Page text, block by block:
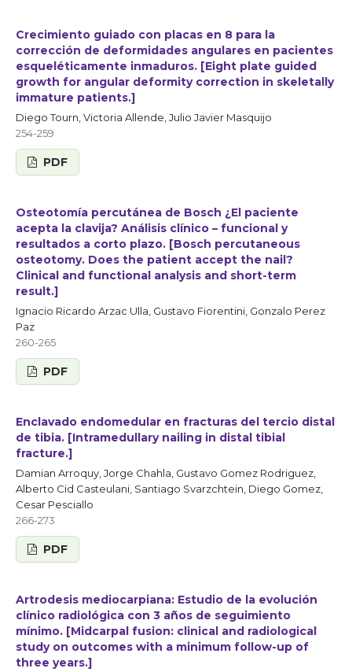
Crecimiento guiado con placas en 8 para la
corrección de deformidades angulares en pacientes
esqueléticamente inmaduros. [Eight plate guided
growth for angular deformity correction in skeletally
immature patients.]
Diego Tourn, Victoria Allende, Julio Javier Masquijo
254-259
PDF
Osteotomía percutánea de Bosch ¿El paciente
acepta la clavija? Análisis clínico – funcional y
resultados a corto plazo. [Bosch percutaneous
osteotomy. Does the patient accept the nail?
Clinical and functional analysis and short-term
result.]
Ignacio Ricardo Arzac Ulla, Gustavo Fiorentini, Gonzalo Perez
Paz
260-265
PDF
Enclavado endomedular en fracturas del tercio distal
de tibia. [Intramedullary nailing in distal tibial
fracture.]
Damian Arroquy, Jorge Chahla, Gustavo Gomez Rodriguez,
Alberto Cid Casteulani, Santiago Svarzchtein, Diego Gomez,
Cesar Pesciallo
266-273
PDF
Artrodesis mediocarpiana: Estudio de la evolución
clínico radiológica con 3 años de seguimiento
mínimo. [Midcarpal fusion: clinical and radiological
study on outcomes with a minimum follow-up of
three years.]